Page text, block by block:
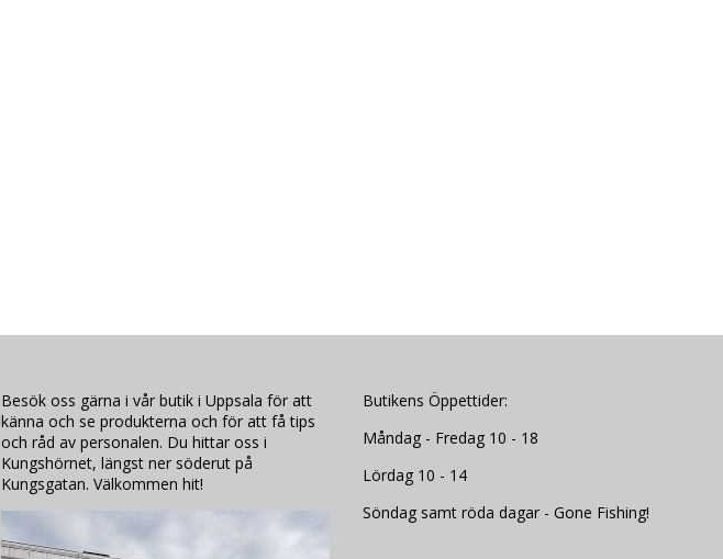
Besök oss gärna i vår butik i Uppsala för att
känna och se produkterna och för att få tips
och råd av personalen. Du hittar oss i
Kungshörnet, längst ner söderut på
Kungsgatan. Välkommen hit!
Butikens Öppettider:
Måndag - Fredag 10 - 18
Lördag 10 - 14
Söndag samt röda dagar - Gone Fishing!